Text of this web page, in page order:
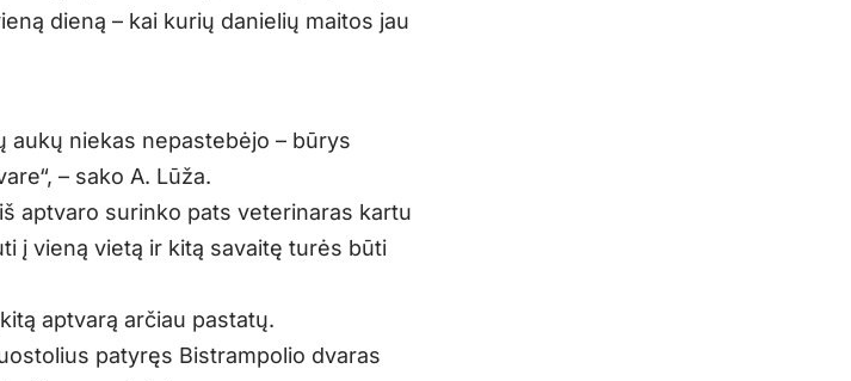
dieną – kai kurių danielių maitos jau
aukų niekas nepastebėjo – būrys
– sako A. Lūža.
aptvaro surinko pats veterinaras kartu
į vieną vietą ir kitą savaitę turės būti
aptvarą arčiau pastatų.
patyręs Bistrampolio dvaras